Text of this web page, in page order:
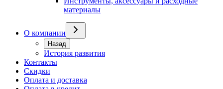
материалы
О компании
Назад
История развития
Контакты
Скидки
Оплата и доставка